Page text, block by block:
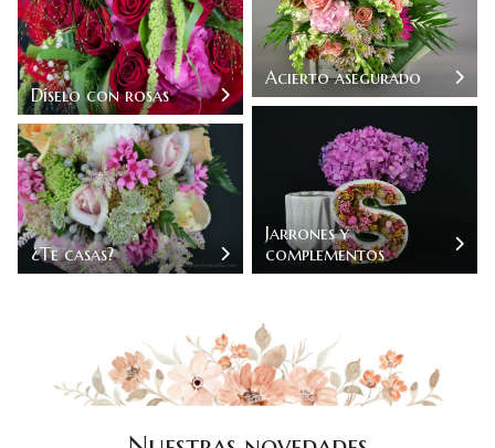
Díselo con rosas
Acierto asegurado
¿Te casas?
Jarrones y
complementos